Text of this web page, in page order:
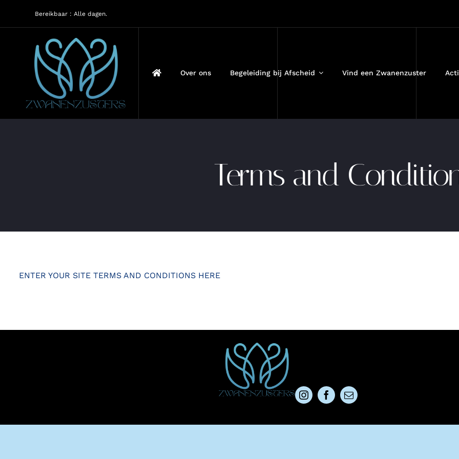
Bereikbaar : Alle dagen.
Over ons Begeleiding bij Afscheid Vind een Zwanenzuster
Terms and
ENTER YOUR SITE TERMS AND CONDITIONS HERE